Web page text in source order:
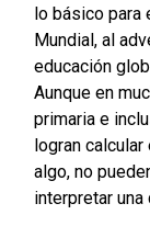
lo básico para
Mundial, al
educación
Aunque en
primaria e
logran
algo, no
interpretar